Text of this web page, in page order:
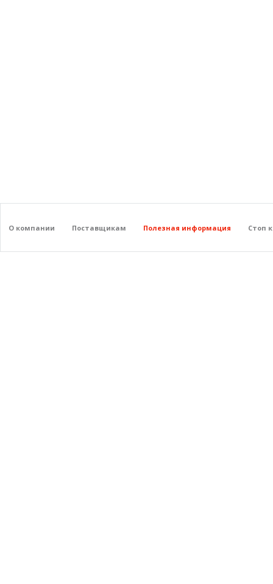
О компании Поставщикам Полезная информация Стоп